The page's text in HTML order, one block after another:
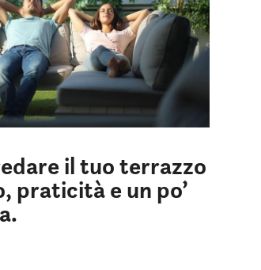
il tuo terrazzo
praticità e un po’